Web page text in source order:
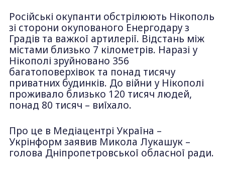
Російські окупанти обстрілюють Нікополь
зі сторони окупованого Енергодару з
Градів та важкої артилерії. Відстань між
містами близько 7 кілометрів. Наразі у
Нікополі зруйновано 356
багатоповерхівок та понад тисячу
приватних будинків. До війни у Нікополі
проживало близько 120 тисяч людей,
понад 80 тисяч – виїхало.
Про це в Медіацентрі Україна –
Укрінформ заявив Микола Лукашук –
голова Дніпропетровської обласної ради.